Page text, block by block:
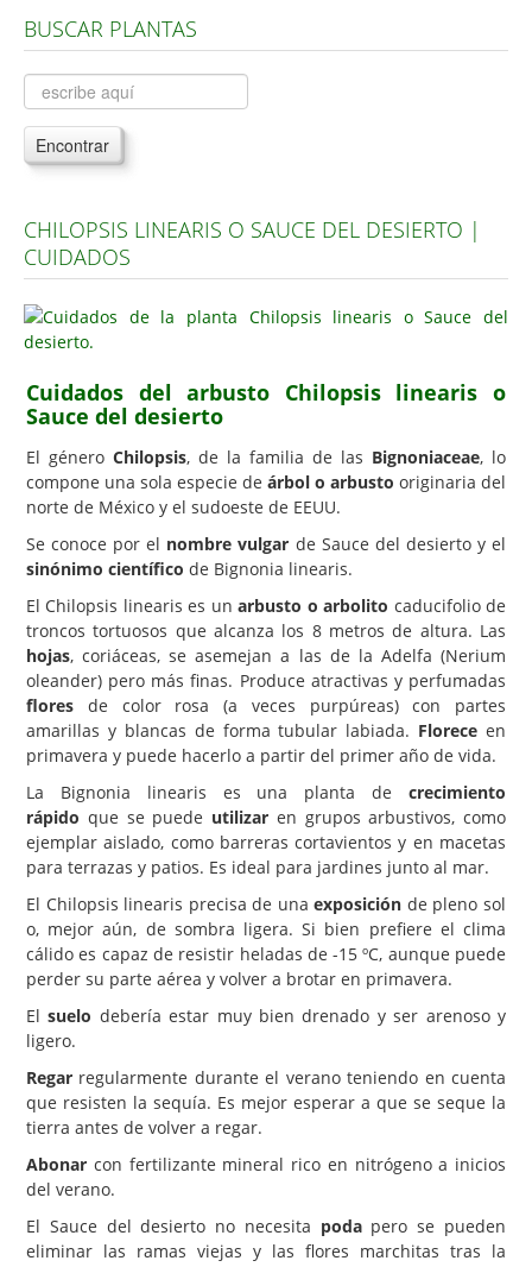
Árboles, Cicas y Palmeras de la G a la Z
Plantas Anuales y Perennes
Plantas Bulbosas y Acuáticas
Plantas de Interior
Plantas Aromáticas y de Huerto
Plantas Carnívoras y Orquídeas
Consejos
Hemisferio Sur
Enfermedades
Animales
Carencias
Fotos
Flores y Plantas
Árboles y Palmeras
Arbustos y Trepadoras
BUSCAR PLANTAS
Encontrar
CHILOPSIS LINEARIS O SAUCE DEL DESIERTO |
CUIDADOS
Cuidados del arbusto Chilopsis linearis o
Sauce del desierto
El género Chilopsis, de la familia de las Bignoniaceae, lo
compone una sola especie de árbol o arbusto originaria del
norte de México y el sudoeste de EEUU.
Se conoce por el nombre vulgar de Sauce del desierto y el
sinónimo científico de Bignonia linearis.
El Chilopsis linearis es unarbusto o arbolito caducifolio de
troncos tortuosos que alcanza los 8 metros de altura. Las
hojas, coriáceas, se asemejan a las de la Adelfa (Nerium
oleander) pero más finas. Produce atractivas y perfumadas
flores de color rosa (a veces purpúreas) con partes
amarillas y blancas de forma tubular labiada. Florece en
primavera y puede hacerlo a partir del primer año de vida.
La Bignonia linearis es una planta de crecimiento
rápido que se puede utilizar en grupos arbustivos, como
ejemplar aislado, como barreras cortavientos y en macetas
para terrazas y patios. Es ideal para jardines junto al mar.
El Chilopsis linearis precisa de unaexposición de pleno sol
o, mejor aún, de sombra ligera. Si bien prefiere el clima
cálido es capaz de resistir heladas de -15 ºC, aunque puede
perder su parte aérea y volver a brotar en primavera.
Elsuelo debería estar muy bien drenado y ser arenoso y
ligero.
Regar regularmente durante el verano teniendo en cuenta
que resisten la sequía. Es mejor esperar a que se seque la
tierra antes de volver a regar.
Abonar con fertilizante mineral rico en nitrógeno a inicios
del verano.
El Sauce del desierto no necesita podapero se pueden
eliminar las ramas viejas y las flores marchitas tras la